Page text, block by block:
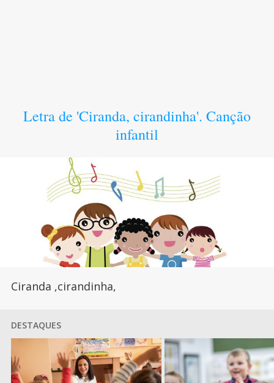
Letra de 'Ciranda, cirandinha'. Canção
infantil
Ciranda ,cirandinha,
DESTAQUES